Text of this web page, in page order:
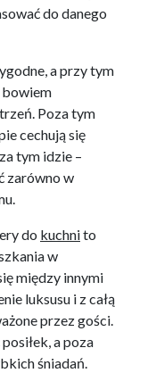
do danego
a przy tym
bowiem
Poza tym
cechują się
tym idzie –
zarówno w
do kuchnito
w
między innymi
luksusu i z całą
przez gości.
a poza
śniadań.